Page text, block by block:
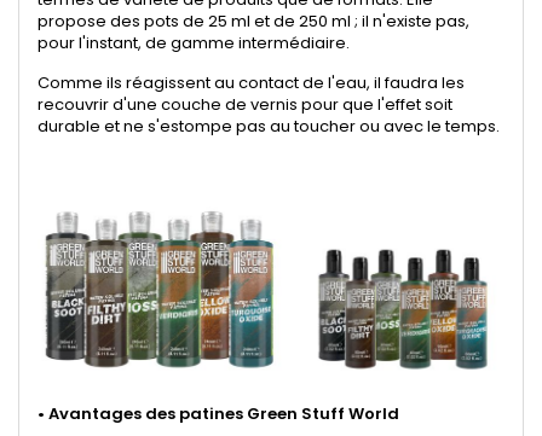
propose des pots de 25 ml et de 250 ml ; il n'existe pas,
pour l'instant, de gamme intermédiaire.
Comme ils réagissent au contact de l'eau, il faudra les
recouvrir d'une couche de vernis pour que l'effet soit
durable et ne s'estompe pas au toucher ou avec le temps.
• Avantages des patines Green Stuff World